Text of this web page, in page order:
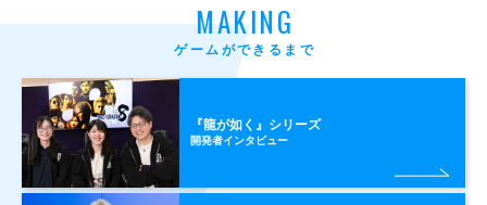
MAKING
ゲームができるまで
『龍が如く』シリーズ
開発者インタビュー